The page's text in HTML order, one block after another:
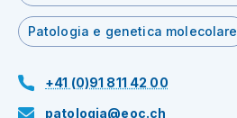
Patologia e genetica molecolare
+41 (0)91 811 42 00
patologia@eoc.ch